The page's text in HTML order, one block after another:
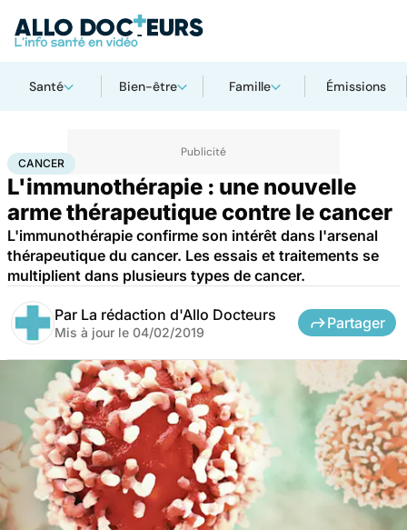
Santé Bien-être Famille Émissions
AccueilSanté Cancer
CANCER
L'immunothérapie : une nouvelle
arme thérapeutique contre le cancer
L'immunothérapie confirme son intérêt dans l'arsenal
thérapeutique du cancer. Les essais et traitements se
multiplient dans plusieurs types de cancer.
Par La rédaction d'Allo Docteurs
Mis à jour le 04/02/2019
Partager